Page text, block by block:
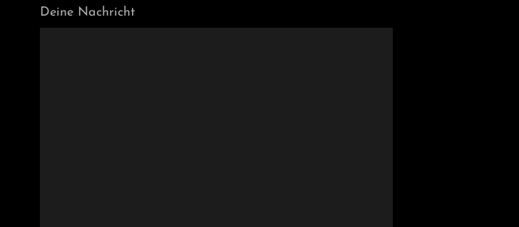
Deine Nachricht